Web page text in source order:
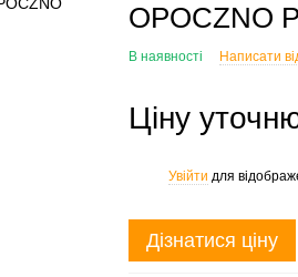
OPOCZNO
В наявності Написати
Ціну
Увійти для
Дізнатися ціну